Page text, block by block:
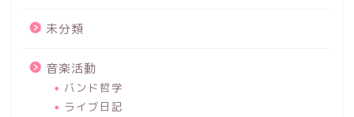
未分類
音楽活動
バンド哲学
ライブ日記